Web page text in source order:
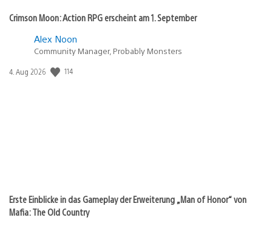
Crimson Moon: Action RPG erscheint am 1. September
Alex Noon
Community Manager, Probably Monsters
Veröffentlichungsdatum:
4. Aug 2026 114
Erste Einblicke in das Gameplay der Erweiterung „Man of Honor“ von
Mafia: The Old Country